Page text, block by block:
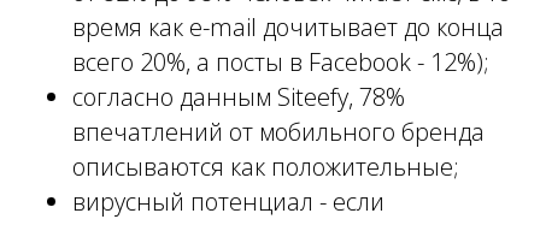
время как e-mail дочитывает до конца
всего 20%, а посты в Facebook - 12%);
согласно данным Siteefy, 78%
впечатлений от мобильного бренда
описываются как положительные;
вирусный потенциал - если